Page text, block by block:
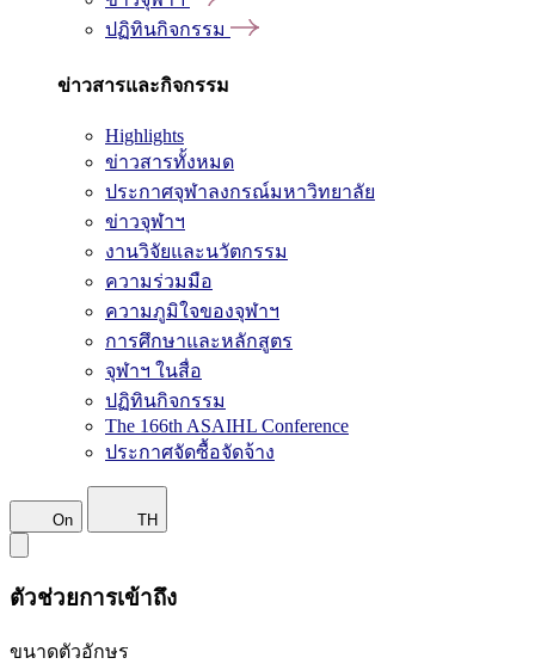
ปฏิทินกิจกรรม
ข่าวสารและกิจกรรม
Highlights
ข่าวสารทั้งหมด
ประกาศจุฬาลงกรณ์มหาวิทยาลัย
ข่าวจุฬาฯ
งานวิจัยและนวัตกรรม
ความร่วมมือ
ความภูมิใจของจุฬาฯ
การศึกษาและหลักสูตร
จุฬาฯ ในสื่อ
ปฏิทินกิจกรรม
The 166th ASAIHL Conference
ประกาศจัดซื้อจัดจ้าง
On TH
ตัวช่วยการเข้าถึง
ขนาดตัวอักษร